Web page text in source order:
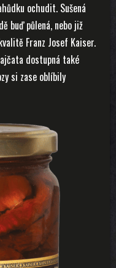
ochudit. Sušená
buď půlená, nebo již
Franz Josef Kaiser.
dostupná také
si zase oblíbily